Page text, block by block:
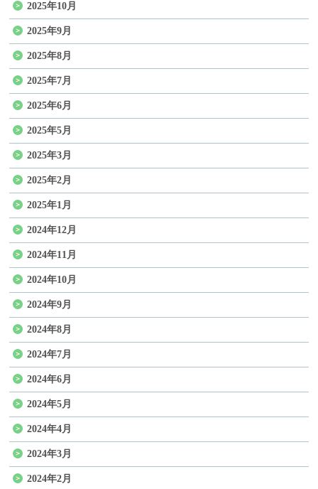
2025年10月
2025年9月
2025年8月
2025年7月
2025年6月
2025年5月
2025年3月
2025年2月
2025年1月
2024年12月
2024年11月
2024年10月
2024年9月
2024年8月
2024年7月
2024年6月
2024年5月
2024年4月
2024年3月
2024年2月